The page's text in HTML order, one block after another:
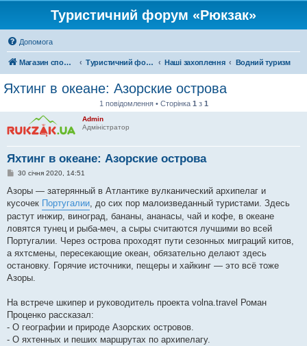
Туристичний форум «Рюкзак»
Допомога
Магазин спорядження Туристичний форум «Рюкзак» Наші захоплення Водний туризм
Яхтинг в океане: Азорские острова
1 повідомлення • Сторінка 1 з 1
Admin
Адміністратор
Яхтинг в океане: Азорские острова
П
в
д
о
м
л
е
н
н
я
30 січня 2020, 14:51
Азоры — затерянный в Атлантике вулканический архипелаг и
кусочек Португалии, до сих пор малоизведанный туристами. Здесь
растут инжир, виноград, бананы, ананасы, чай и кофе, в океане
ловятся тунец и рыба-меч, а сыры считаются лучшими во всей
Португалии. Через острова проходят пути сезонных миграций китов,
а яхтсмены, пересекающие океан, обязательно делают здесь
остановку. Горячие источники, пещеры и хайкинг — это всё тоже
Азоры.
На встрече шкипер и руководитель проекта volna.travel Роман
Проценко рассказал:
- О географии и природе Азорских островов.
- О яхтенных и пеших маршрутах по архипелагу.